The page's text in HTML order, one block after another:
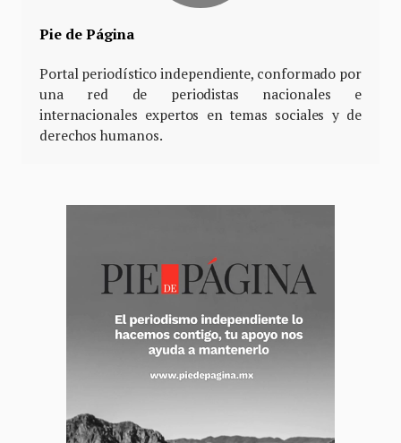
Pie de Página
Portal periodístico independiente, conformado por
una red de periodistas nacionales e
internacionales expertos en temas sociales y de
derechos humanos.